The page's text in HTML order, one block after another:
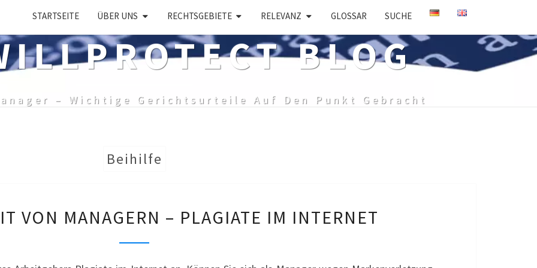
STARTSEITE ÜBER UNS RECHTSGEBIETE RELEVANZ GLOSSAR SUCHE
BLOG
– Wichtige Gerichtsurteile Auf Den Punkt Gebracht
Beihilfe
VON
VON MANAGERN – PLAGIATE IM INTERNET